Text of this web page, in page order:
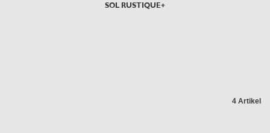
SOL RUSTIQUE+
4 Artikel